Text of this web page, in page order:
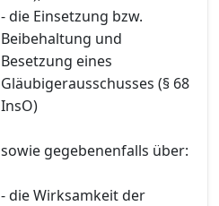
- die Einsetzung bzw.
Beibehaltung und
Besetzung eines
Gläubigerausschusses (§ 68
InsO)
sowie gegebenenfalls über:
- die Wirksamkeit der